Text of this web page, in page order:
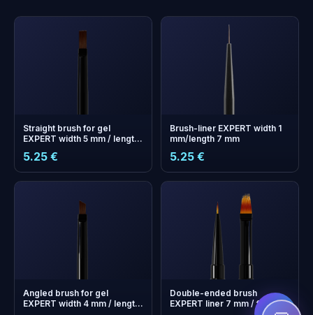
Straight brush for gel
EXPERT width 5 mm / length
5.25 €
Brush-liner EXPERT width 1
mm/length 7 mm
5.25 €
Angled brush for gel
EXPERT width 4 mm / length
Double-ended brush
EXPERT liner 7 mm / for
boonuspunkti
Kogu ja säästa järgmisel